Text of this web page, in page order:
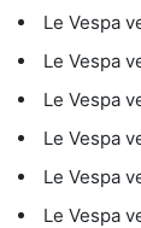
Le Vespa
Le Vespa
Le Vespa
Le Vespa
Le Vespa
Le Vespa